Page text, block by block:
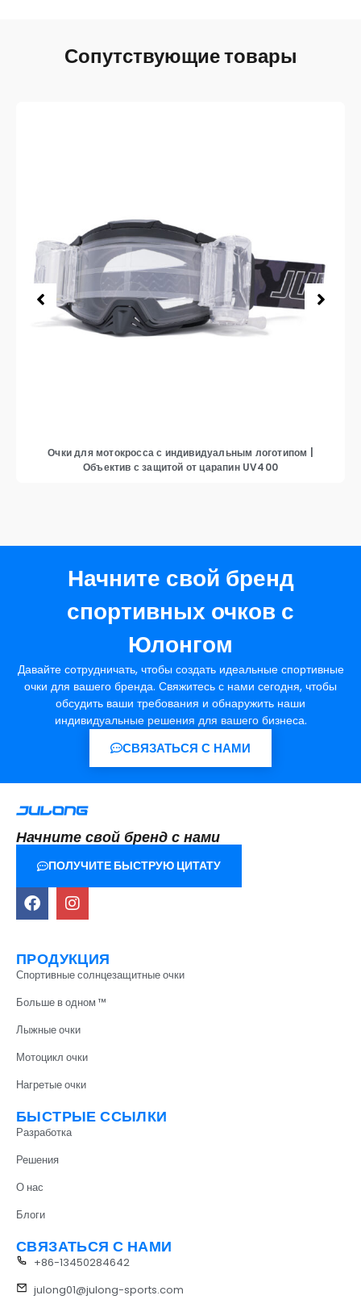
Сопутствующие товары
Очки для мотокросса с индивидуальным логотипом |
Объектив с защитой от царапин UV400
Начните свой бренд
спортивных очков с
Юлонгом
Давайте сотрудничать, чтобы создать идеальные спортивные
очки для вашего бренда. Свяжитесь с нами сегодня, чтобы
обсудить ваши требования и обнаружить наши
индивидуальные решения для вашего бизнеса.
СВЯЗАТЬСЯ С НАМИ
Начните свой бренд с нами
ПОЛУЧИТЕ БЫСТРУЮ ЦИТАТУ
ПРОДУКЦИЯ
Спортивные солнцезащитные очки
Больше в одном ™
Лыжные очки
Мотоцикл очки
Нагретые очки
БЫСТРЫЕ ССЫЛКИ
Разработка
Решения
О нас
Блоги
СВЯЗАТЬСЯ С НАМИ
+86-13450284642
julong01@julong-sports.com